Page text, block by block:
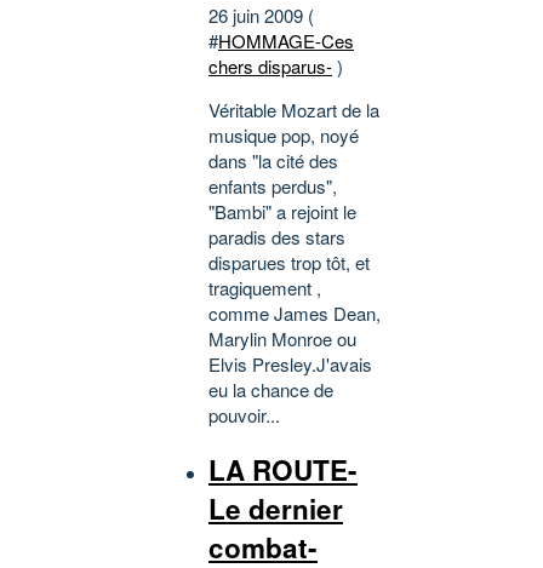
26 juin 2009 (
#HOMMAGE-Ces
chers disparus-)
Véritable Mozart de la
musique pop, noyé
dans "la cité des
enfants perdus",
"Bambi" a rejoint le
paradis des stars
disparues trop tôt, et
tragiquement ,
comme James Dean,
Marylin Monroe ou
Elvis Presley.J'avais
eu la chance de
pouvoir...
LA ROUTE-
Le dernier
combat-